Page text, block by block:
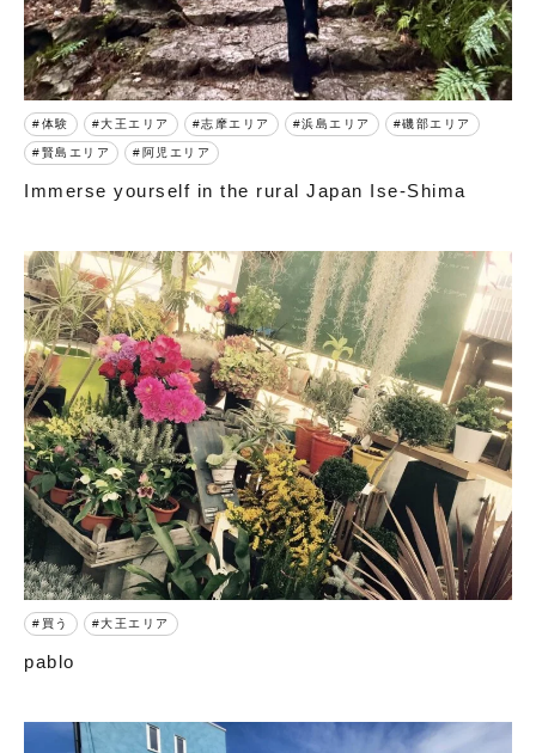
体験 大王エリア 志摩エリア 浜島エリア 磯部エリア
賢島エリア 阿児エリア
Immerse yourself in the rural Japan Ise-Shima
買う 大王エリア
pablo